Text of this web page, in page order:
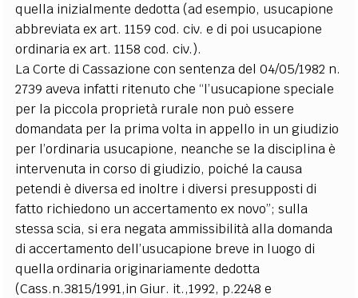
quella inizialmente dedotta (ad esempio, usucapione
abbreviata ex art. 1159 cod. civ. e di poi usucapione
ordinaria ex art. 1158 cod. civ.).
La Corte di Cassazione con sentenza del 04/05/1982 n.
2739 aveva infatti ritenuto che “l’usucapione speciale
per la piccola proprietà rurale non può essere
domandata per la prima volta in appello in un giudizio
per l’ordinaria usucapione, neanche se la disciplina è
intervenuta in corso di giudizio, poiché la causa
petendi è diversa ed inoltre i diversi presupposti di
fatto richiedono un accertamento ex novo”; sulla
stessa scia, si era negata ammissibilità alla domanda
di accertamento dell’usucapione breve in luogo di
quella ordinaria originariamente dedotta
(Cass.n.3815/1991,in Giur. it.,1992, p.2248 e